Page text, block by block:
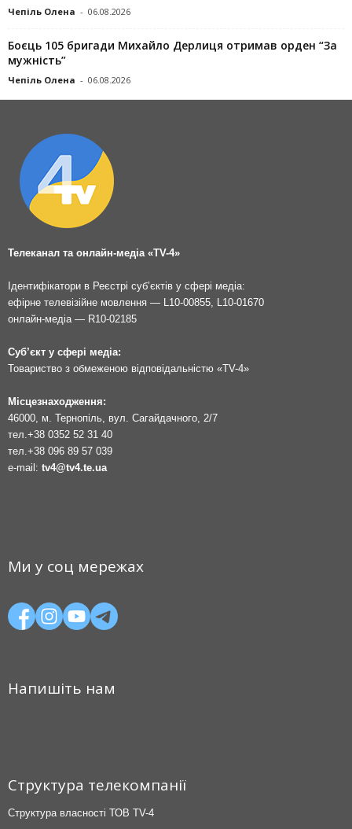
Чепіль Олена - 06.08.2026
Боєць 105 бригади Михайло Дерлиця отримав орден “За
мужність”
Чепіль Олена - 06.08.2026
Телеканал та онлайн-медіа «TV-4»
Ідентифікатори в Реєстрі суб’єктів у сфері медіа:
ефірне телевізійне мовлення — L10-00855, L10-01670
онлайн-медіа — R10-02185
Суб’єкт у сфері медіа:
Товариство з обмеженою відповідальністю «TV-4»
Місцезнаходження:
46000, м. Тернопіль, вул. Сагайдачного, 2/7
тел. +38 0352 52 31 40
тел. +38 096 89 57 039
e-mail: tv4@tv4.te.ua
Ми у соц мережах
Напишіть нам
Структура телекомпанії
Структура власності ТОВ TV-4